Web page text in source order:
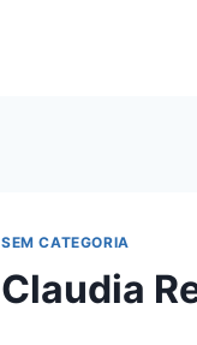
SEM CATEGORIA
Claudia